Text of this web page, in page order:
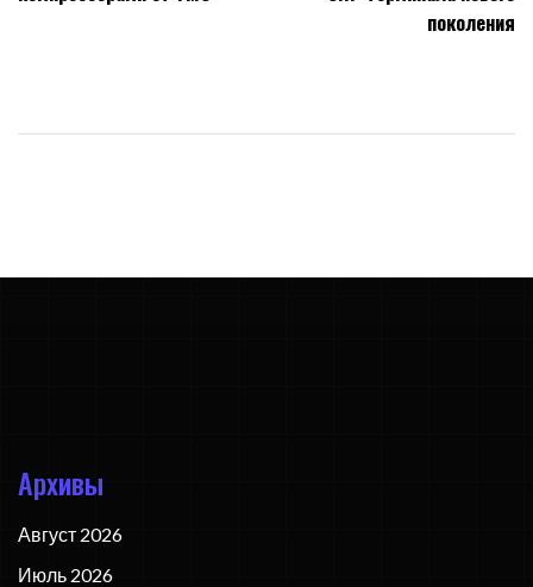
записям
поколения
Архивы
Август 2026
Июль 2026